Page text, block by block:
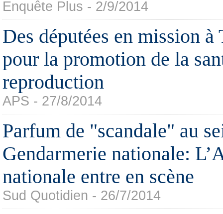
Enquête Plus - 2/9/2014
Des députées en mission à
pour la promotion de la
reproduction
APS - 27/8/2014
Parfum de "scandale" au
Gendarmerie nationale:
nationale entre en scène
Sud Quotidien - 26/7/2014